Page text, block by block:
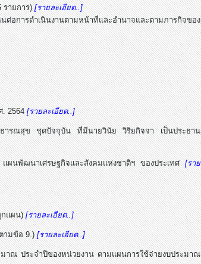
รายการ)[รายละเอียด..]
อการดำเนินงานตามหน้าที่และอำนาจและตามภารกิจของ
. 2564[รายละเอียด..]
ธารณสุข ชุดปัจจุบัน ที่มีนายวินัย วิริยกิจจา เป็นประธาน
ผนพัฒนาเศรษฐกิจและสังคมแห่งชาติฯ ของประเทศ[ราย
กแผน)[รายละเอียด..]
ตามข้อ 9.)[รายละเอียด..]
าณ ประจำปีของหน่วยงาน ตามแผนการใช้จ่ายงบประมาณ